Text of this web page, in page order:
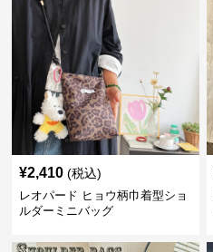
¥2,410 (税込)
レオパード ヒョウ柄巾着型ショ
ルダーミニバッグ